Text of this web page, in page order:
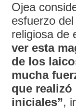
Ojea
esfuerzo
religiosa de
ver esta
de los
mucha
que realizó
iniciales”,